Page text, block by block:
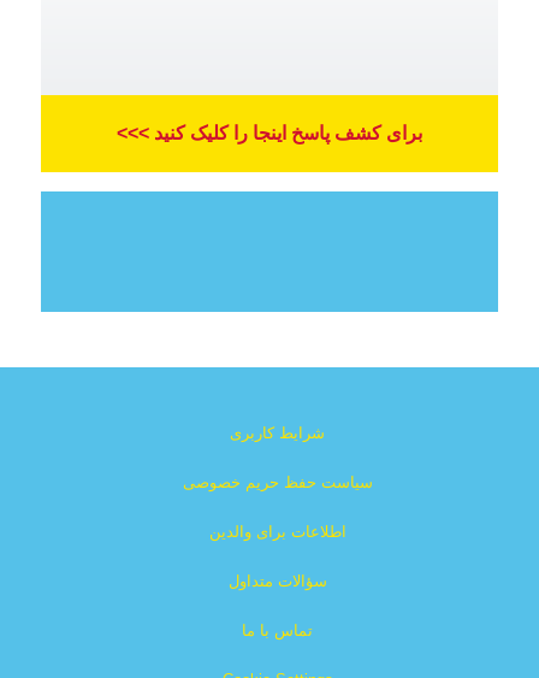
برای کشف پاسخ اینجا را کلیک کنید >>>
شرایط کاربری
سیاست حفظ حریم خصوصی
اطلاعات برای والدین
سؤالات متداول
تماس با ما